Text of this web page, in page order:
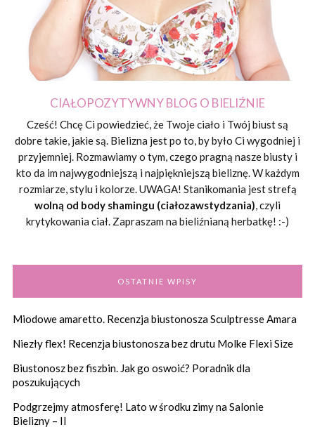
CIAŁOPOZYTYWNY BLOG O BIELIŹNIE
Cześć! Chcę Ci powiedzieć, że Twoje ciało i Twój biust są
dobre takie, jakie są. Bielizna jest po to, by było Ci wygodniej i
przyjemniej. Rozmawiamy o tym, czego pragną nasze biusty i
kto da im najwygodniejszą i najpiękniejszą bieliznę. W każdym
rozmiarze, stylu i kolorze. UWAGA! Stanikomania jest strefą
wolną od body shamingu (ciałozawstydzania), czyli
krytykowania ciał. Zapraszam na bieliźnianą herbatkę! :-)
OSTATNIE WPISY
Miodowe amaretto. Recenzja biustonosza Sculptresse Amara
Niezły flex! Recenzja biustonosza bez drutu Molke Flexi Size
Biustonosz bez fiszbin. Jak go oswoić? Poradnik dla
poszukujących
Podgrzejmy atmosferę! Lato w środku zimy na Salonie
Bielizny – II